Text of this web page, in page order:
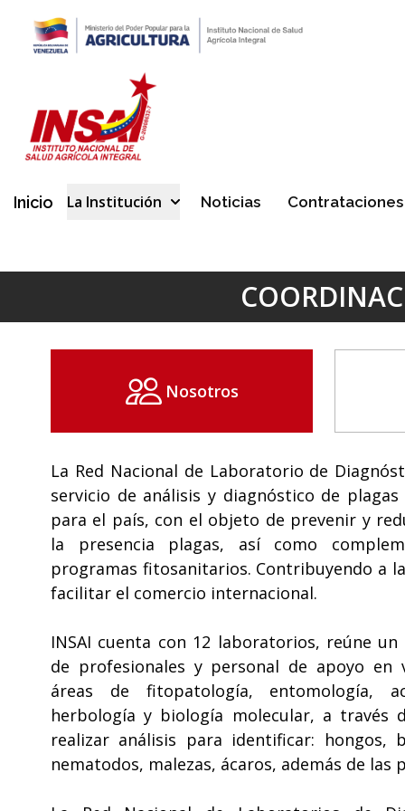
Inicio La Institución Noticias
Nosotros
La Red Nacional de Laboratorio de
servicio de análisis y diagnóstico de
para el país, con el objeto de prevenir y
la presencia plagas, así como
programas fitosanitarios. Contribuyendo a
facilitar el comercio internacional.
INSAI cuenta con 12 laboratorios, reúne
de profesionales y personal de apoyo en
áreas de fitopatología, entomología,
herbología y biología molecular, a través
realizar análisis para identificar: hongos,
nematodos, malezas, ácaros, además de las